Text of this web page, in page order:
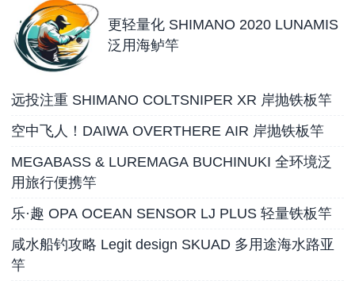
更轻量化 SHIMANO 2020 LUNAMIS
泛用海鲈竿
远投注重 SHIMANO COLTSNIPER XR 岸抛铁板竿
空中飞人！DAIWA OVERTHERE AIR 岸抛铁板竿
MEGABASS & LUREMAGA BUCHINUKI 全环境泛
用旅行便携竿
乐·趣 OPA OCEAN SENSOR LJ PLUS 轻量铁板竿
咸水船钓攻略 Legit design SKUAD 多用途海水路亚
竿